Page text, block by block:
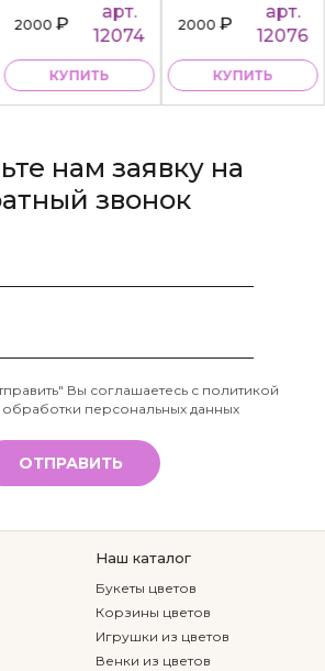
2000₽
арт.
12074
КУПИТЬ
2000₽
арт.
12076
КУПИТЬ
нам заявку на
звонок
Вы соглашаетесь с политикой
персональных данных
ОТПРАВИТЬ
Наш каталог
Букеты цветов
Корзины цветов
Игрушки из цветов
Венки из цветов